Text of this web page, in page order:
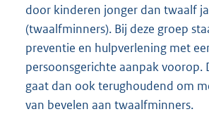
door kinderen jonger dan twaalf
(twaalfminners). Bij deze groep
preventie en hulpverlening met
persoonsgerichte aanpak voorop.
gaat dan ook terughoudend om
van bevelen aan twaalfminners.